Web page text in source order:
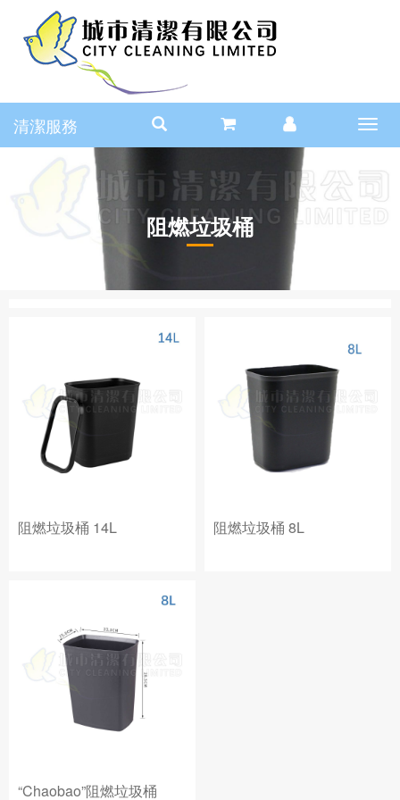
清潔服務
阻燃垃圾桶
阻燃垃圾桶 14L 阻燃垃圾桶 8L
“Chaobao”阻燃垃圾桶